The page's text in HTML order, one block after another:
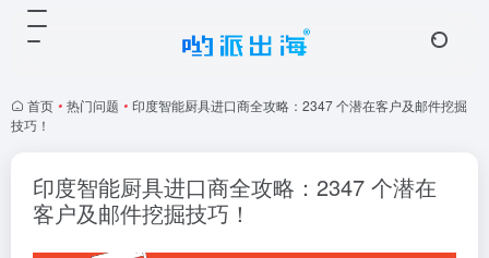
首页 • 热门问题 • 印度智能厨具进口商全攻略：2347 个潜在客户及邮件挖掘
技巧！
印度智能厨具进口商全攻略：2347 个潜在
客户及邮件挖掘技巧！